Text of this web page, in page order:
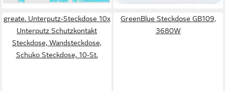
Steckdosen, Kindersicherung,
Kurzschlussschutz,
Überlastschutz,
Kindersicherung,
Überspannungsschutz,
greate. Unterputz-Steckdose 10x
Unterputz Schutzkontakt
Steckdose, Wandsteckdose,
Schuko Steckdose, 10-St.
GreenBlue Steckdose GB109,
3680W